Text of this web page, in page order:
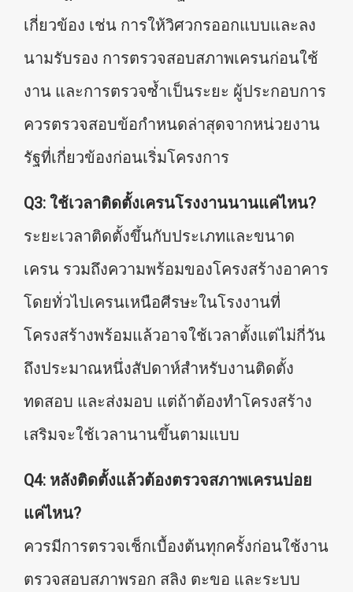
เกี่ยวข้อง เช่น การให้วิศวกรออกแบบและลง
นามรับรอง การตรวจสอบสภาพเครนก่อนใช้
งาน และการตรวจซ้ำเป็นระยะ ผู้ประกอบการ
ควรตรวจสอบข้อกำหนดล่าสุดจากหน่วยงาน
รัฐที่เกี่ยวข้องก่อนเริ่มโครงการ
Q3: ใช้เวลาติดตั้งเครนโรงงานนานแค่ไหน?
ระยะเวลาติดตั้งขึ้นกับประเภทและขนาด
เครน รวมถึงความพร้อมของโครงสร้างอาคาร
โดยทั่วไปเครนเหนือศีรษะในโรงงานที่
โครงสร้างพร้อมแล้วอาจใช้เวลาตั้งแต่ไม่กี่วัน
ถึงประมาณหนึ่งสัปดาห์สำหรับงานติดตั้ง
ทดสอบ และส่งมอบ แต่ถ้าต้องทำโครงสร้าง
เสริมจะใช้เวลานานขึ้นตามแบบ
Q4: หลังติดตั้งแล้วต้องตรวจสภาพเครนบ่อย
แค่ไหน?
ควรมีการตรวจเช็กเบื้องต้นทุกครั้งก่อนใช้งาน
ตรวจสอบสภาพรอก สลิง ตะขอ และระบบ